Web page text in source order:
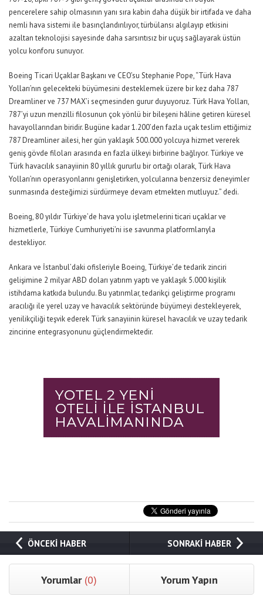
pencerelere sahip olmasının yanı sıra kabin daha düşük bir irtifada ve daha
nemli hava sistemi ile basınçlandırılıyor, türbülansı algılayıp etkisini
azaltan teknolojisi sayesinde daha sarsıntısız bir uçuş sağlayarak üstün
yolcu konforu sunuyor.
Boeing Ticari Uçaklar Başkanı ve CEO’su Stephanie Pope, “Türk Hava
Yolları’nın gelecekteki büyümesini desteklemek üzere bir kez daha 787
Dreamliner ve 737 MAX’i seçmesinden gurur duyuyoruz. Türk Hava Yolları,
787’yi uzun menzilli filosunun çok yönlü bir bileşeni hâline getiren küresel
havayollarından biridir. Bugüne kadar 1.200’den fazla uçak teslim ettiğimiz
787 Dreamliner ailesi, her gün yaklaşık 500.000 yolcuya hizmet vererek
geniş gövde filoları arasında en fazla ülkeyi birbirine bağlıyor. Türkiye ve
Türk havacılık sanayiinin 80 yıllık gururlu bir ortağı olarak, Türk Hava
Yolları’nın operasyonlarını genişletirken, yolcularına benzersiz deneyimler
sunmasında desteğimizi sürdürmeye devam etmekten mutluyuz.” dedi.
Boeing, 80 yıldır Türkiye’de hava yolu işletmelerini ticari uçaklar ve
hizmetlerle, Türkiye Cumhuriyeti’ni ise savunma platformlarıyla
destekliyor.
Ankara ve İstanbul’daki ofisleriyle Boeing, Türkiye’de tedarik zinciri
gelişimine 2 milyar ABD doları yatırım yaptı ve yaklaşık 5.000 kişilik
istihdama katkıda bulundu. Bu yatırımlar, tedarikçi geliştirme programı
aracılığı ile yerel uzay ve havacılık sektöründe büyümeyi destekleyerek,
yenilikçiliği teşvik ederek Türk sanayiinin küresel havacılık ve uzay tedarik
zincirine entegrasyonunu güçlendirmektedir.
ÖNCEKİ HABER SONRAKİ HABER
Yorumlar (0) Yorum Yapın